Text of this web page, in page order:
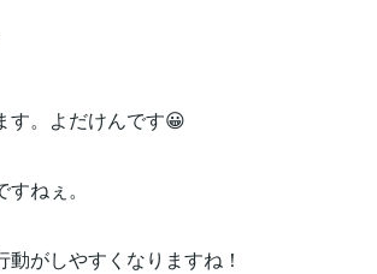
す。よだけんです😀
ねぇ。
がしやすくなりますね！